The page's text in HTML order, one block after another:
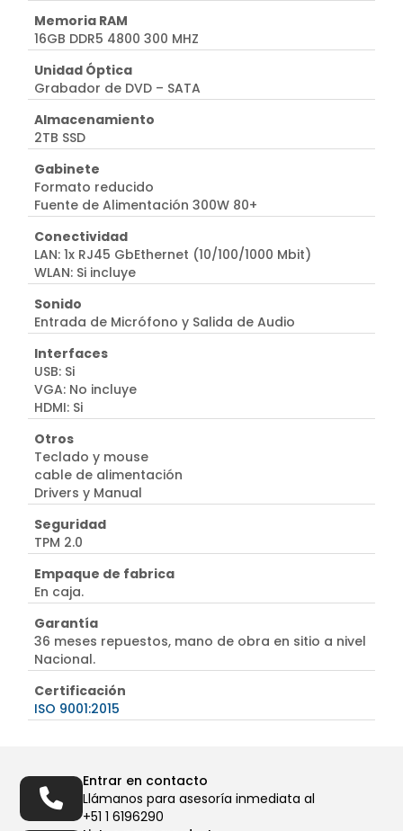
Memoria RAM
16GB DDR5 4800 300 MHZ
Unidad Óptica
Grabador de DVD – SATA
Almacenamiento
2TB SSD
Gabinete
Formato reducido
Fuente de Alimentación 300W 80+
Conectividad
LAN: 1x RJ45 GbEthernet (10/100/1000 Mbit)
WLAN: Si incluye
Sonido
Entrada de Micrófono y Salida de Audio
Interfaces
USB: Si
VGA: No incluye
HDMI: Si
Otros
Teclado y mouse
cable de alimentación
Drivers y Manual
Seguridad
TPM 2.0
Empaque de fabrica
En caja.
Garantía
36 meses repuestos, mano de obra en sitio a nivel
Nacional.
Certificación
ISO 9001:2015
Entrar en contacto
Llámanos para asesoría inmediata al
+51 1 6196290